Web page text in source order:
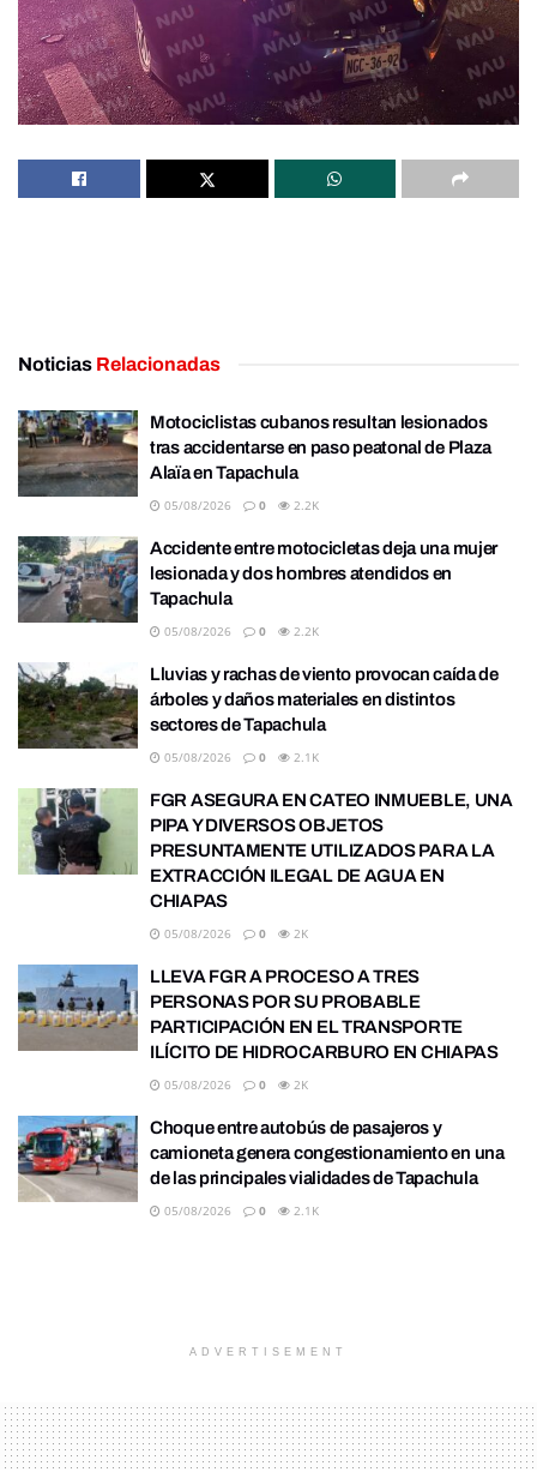
Noticias Relacionadas
Motociclistas cubanos resultan lesionados
tras accidentarse en paso peatonal de Plaza
Alaïa en Tapachula
05/08/2026 0 2.2K
Accidente entre motocicletas deja una mujer
lesionada y dos hombres atendidos en
Tapachula
05/08/2026 0 2.2K
Lluvias y rachas de viento provocan caída de
árboles y daños materiales en distintos
sectores de Tapachula
05/08/2026 0 2.1K
FGR ASEGURA EN CATEO INMUEBLE, UNA
PIPA Y DIVERSOS OBJETOS
PRESUNTAMENTE UTILIZADOS PARA LA
EXTRACCIÓN ILEGAL DE AGUA EN
CHIAPAS
05/08/2026 0 2K
LLEVA FGR A PROCESO A TRES
PERSONAS POR SU PROBABLE
PARTICIPACIÓN EN EL TRANSPORTE
ILÍCITO DE HIDROCARBURO EN CHIAPAS
05/08/2026 0 2K
Choque entre autobús de pasajeros y
camioneta genera congestionamiento en una
de las principales vialidades de Tapachula
05/08/2026 0 2.1K
ADVERTISEMENT